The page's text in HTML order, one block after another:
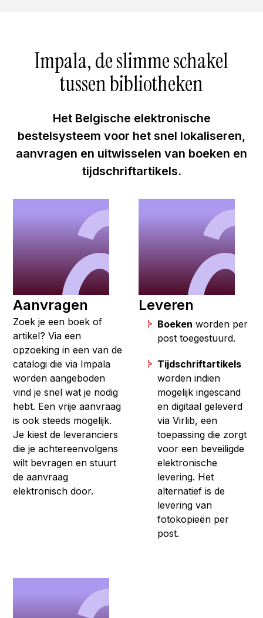
Impala, de slimme schakel
tussen bibliotheken
Het Belgische elektronische
bestelsysteem voor het snel lokaliseren,
aanvragen en uitwisselen van boeken en
tijdschriftartikels.
Aanvragen
Zoek je een boek of
artikel? Via een
opzoeking in een van de
catalogi die via Impala
worden aangeboden
vind je snel wat je nodig
hebt. Een vrije aanvraag
is ook steeds mogelijk.
Je kiest de leveranciers
die je achtereenvolgens
wilt bevragen en stuurt
de aanvraag
elektronisch door.
Leveren
Boeken worden per
post toegestuurd.
Tijdschriftartikels
worden indien
mogelijk ingescand
en digitaal geleverd
via Virlib, een
toepassing die zorgt
voor een beveiligde
elektronische
levering. Het
alternatief is de
levering van
fotokopieën per
post.